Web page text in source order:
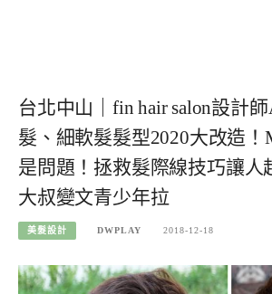
台北中山｜fin hair salon設計
髮、細軟髮髮型2020大改造
是問題！拯救髮際線技巧讓人
大叔變文青少年拉
美髮設計 DWPLAY 2018-12-18